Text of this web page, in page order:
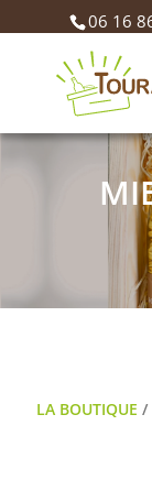
06 16
LA BOUTIQUE /